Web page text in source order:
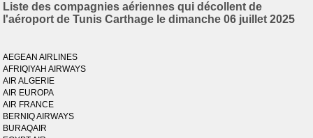
Liste des compagnies aériennes qui décollent de
l'aéroport de Tunis Carthage le dimanche 06 juillet 2025
AEGEAN AIRLINES
AFRIQIYAH AIRWAYS
AIR ALGERIE
AIR EUROPA
AIR FRANCE
BERNIQ AIRWAYS
BURAQAIR